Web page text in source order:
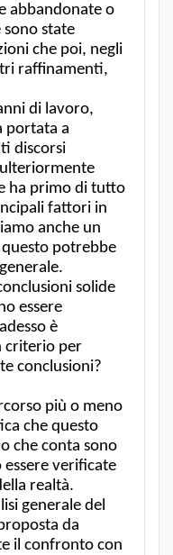
abbandonate o
sono state
che poi, negli
raffinamenti,
di lavoro,
portata a
discorsi
ha primo di tutto
fattori in
anche un
potrebbe
solide
essere
è
criterio per
conclusioni?
più o meno
che questo
che conta sono
essere verificate
realtà.
generale del
da
il confronto con